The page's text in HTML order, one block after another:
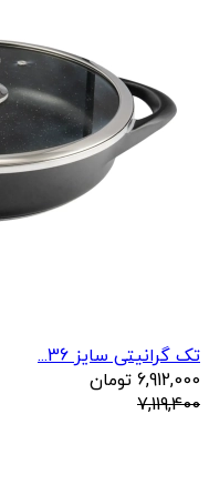
تک گرانیتی سایز 36...
6,912,000 تومان
7,119,400